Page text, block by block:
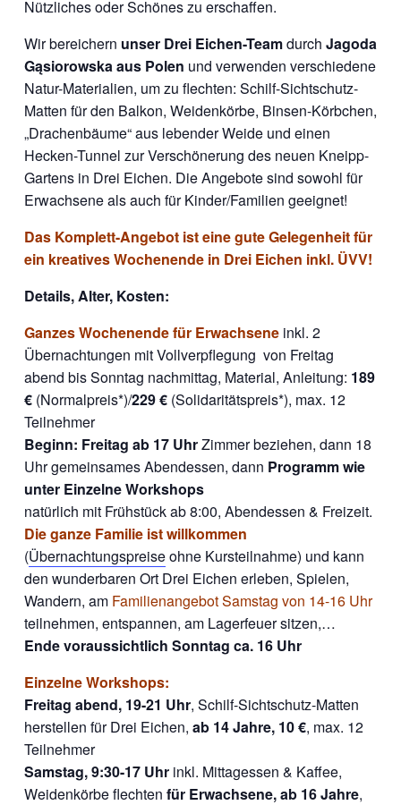
Nützliches oder Schönes zu erschaffen.
Wir bereichern unser Drei Eichen-Teamdurch Jagoda
Gąsiorowska aus Polen und verwenden verschiedene
Natur-Materialien, um zu flechten: Schilf-Sichtschutz-
Matten für den Balkon, Weidenkörbe, Binsen-Körbchen,
„Drachenbäume“ aus lebender Weide und einen
Hecken-Tunnel zur Verschönerung des neuen Kneipp-
Gartens in Drei Eichen. Die Angebote sind sowohl für
Erwachsene als auch für Kinder/Familien geeignet!
Das Komplett-Angebot ist eine gute Gelegenheit für
ein kreatives Wochenende in Drei Eichen inkl. ÜVV!
Details, Alter, Kosten:
Ganzes Wochenende für Erwachseneinkl. 2
Übernachtungen mit Vollverpflegung von Freitag
abend bis Sonntag nachmittag, Material, Anleitung: 189
€(Normalpreis*)/229 €(Solidaritätspreis*), max. 12
Teilnehmer
Beginn: Freitag ab 17 UhrZimmer beziehen, dann 18
Uhr gemeinsames Abendessen, dann Programm wie
unter Einzelne Workshops
natürlich mit Frühstück ab 8:00, Abendessen & Freizeit.
Die ganze Familie ist willkommen
(Übernachtungspreiseohne Kursteilnahme) und kann
den wunderbaren Ort Drei Eichen erleben, Spielen,
Wandern, am Familienangebot Samstag von 14-16 Uhr
teilnehmen, entspannen, am Lagerfeuer sitzen,…
Ende voraussichtlich Sonntag ca. 16 Uhr
Einzelne Workshops:
Freitag abend, 19-21 Uhr, Schilf-Sichtschutz-Matten
herstellen für Drei Eichen, ab 14 Jahre, 10 €, max. 12
Teilnehmer
Samstag, 9:30-17 Uhr inkl. Mittagessen & Kaffee,
Weidenkörbe flechten für Erwachsene, ab 16 Jahre,